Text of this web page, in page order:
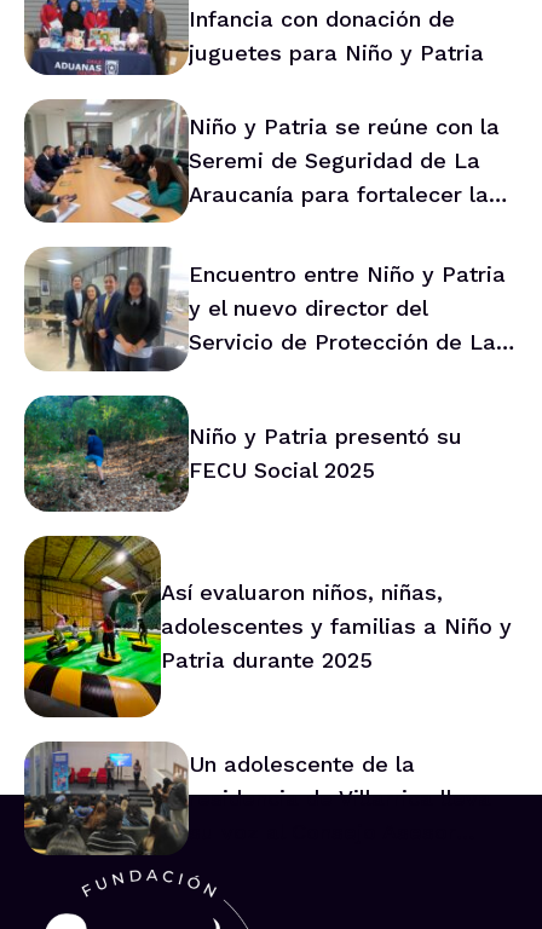
Infancia con donación de
juguetes para Niño y Patria
Niño y Patria se reúne con la
Seremi de Seguridad de La
Araucanía para fortalecer la
Encuentro entre Niño y Patria
y el nuevo director del
Servicio de Protección de La
Niño y Patria presentó su
FECU Social 2025
Así evaluaron niños, niñas,
adolescentes y familias a Niño y
Patria durante 2025
Un adolescente de la
residencia de Villarrica lleva